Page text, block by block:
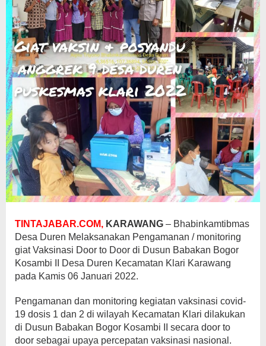
TINTAJABAR.COM, KARAWANG – Bhabinkamtibmas
Desa Duren Melaksanakan Pengamanan / monitoring
giat Vaksinasi Door to Door di Dusun Babakan Bogor
Kosambi II Desa Duren Kecamatan Klari Karawang
pada Kamis 06 Januari 2022.
Pengamanan dan monitoring kegiatan vaksinasi covid-
19 dosis 1 dan 2 di wilayah Kecamatan Klari dilakukan
di Dusun Babakan Bogor Kosambi II secara door to
door sebagai upaya percepatan vaksinasi nasional.